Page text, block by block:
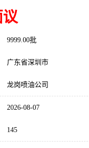
9999.00批
广东省深圳市
龙岗喷油公司
2026-08-07
145